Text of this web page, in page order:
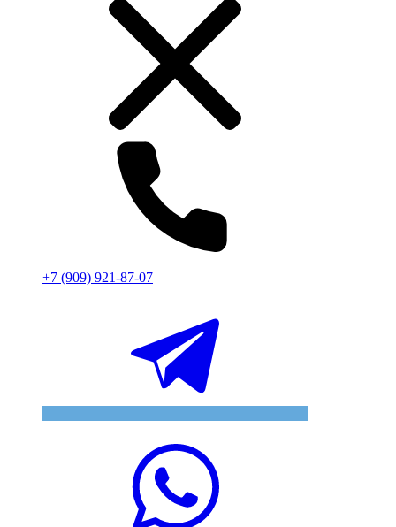
+7 (909) 921-87-07